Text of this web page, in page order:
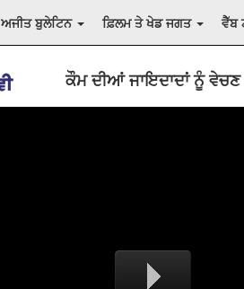
ਅਜੀਤ ਬੁਲੇਟਿਨ ਫ਼ਿਲਮ ਤੇ ਖੇਡ ਜਗਤ ਵੈੱਬ
ਕੌਮ ਦੀਆਂ ਜਾਇਦਾਦਾਂ ਨੂੰ ਵੇਚਣ